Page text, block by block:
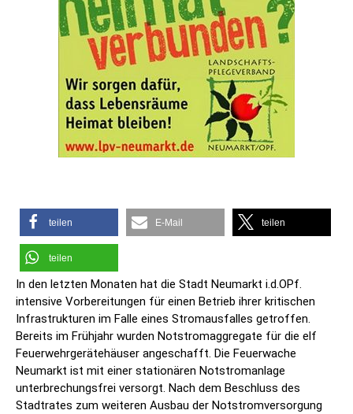
teilen E-Mail teilen
teilen
In den letzten Monaten hat die Stadt Neumarkt i.d.OPf.
intensive Vorbereitungen für einen Betrieb ihrer kritischen
Infrastrukturen im Falle eines Stromausfalles getroffen.
Bereits im Frühjahr wurden Notstromaggregate für die elf
Feuerwehrgerätehäuser angeschafft. Die Feuerwache
Neumarkt ist mit einer stationären Notstromanlage
unterbrechungsfrei versorgt. Nach dem Beschluss des
Stadtrates zum weiteren Ausbau der Notstromversorgung